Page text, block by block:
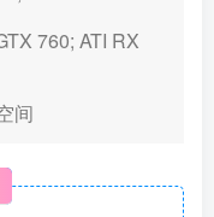
760; ATI RX
间